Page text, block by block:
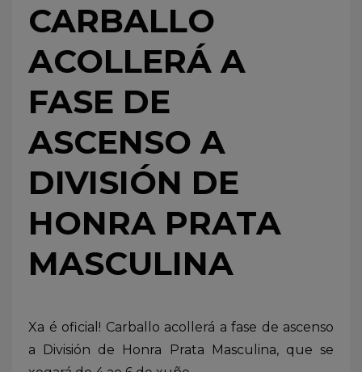
CARBALLO
ACOLLERÁ A
FASE DE
ASCENSO A
DIVISIÓN DE
HONRA PRATA
MASCULINA
Xa é oficial! Carballo acollerá a fase de ascenso
a División de Honra Prata Masculina, que se